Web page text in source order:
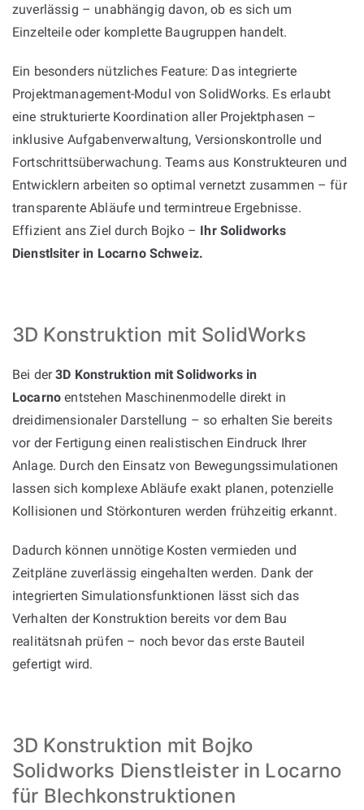
zuverlässig – unabhängig davon, ob es sich um
Einzelteile oder komplette Baugruppen handelt.
Ein besonders nützliches Feature: Das integrierte
Projektmanagement-Modul von SolidWorks. Es erlaubt
eine strukturierte Koordination aller Projektphasen –
inklusive Aufgabenverwaltung, Versionskontrolle und
Fortschrittsüberwachung. Teams aus Konstrukteuren und
Entwicklern arbeiten so optimal vernetzt zusammen – für
transparente Abläufe und termintreue Ergebnisse.
Effizient ans Ziel durch Bojko – Ihr Solidworks
Dienstlsiter in Locarno Schweiz.
3D Konstruktion mit SolidWorks
Bei der3D Konstruktion mit Solidworks in
Locarno entstehen Maschinenmodelle direkt in
dreidimensionaler Darstellung – so erhalten Sie bereits
vor der Fertigung einen realistischen Eindruck Ihrer
Anlage. Durch den Einsatz von Bewegungssimulationen
lassen sich komplexe Abläufe exakt planen, potenzielle
Kollisionen und Störkonturen werden frühzeitig erkannt.
Dadurch können unnötige Kosten vermieden und
Zeitpläne zuverlässig eingehalten werden. Dank der
integrierten Simulationsfunktionen lässt sich das
Verhalten der Konstruktion bereits vor dem Bau
realitätsnah prüfen – noch bevor das erste Bauteil
gefertigt wird.
3D Konstruktion mit Bojko
Solidworks Dienstleister in Locarno
für Blechkonstruktionen